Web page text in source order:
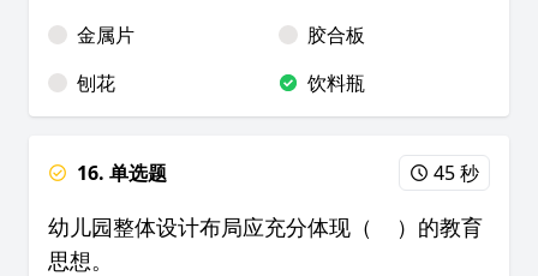
金属片
胶合板
刨花
饮料瓶
16. 单选题 45 秒
幼儿园整体设计布局应充分体现（ ）的教育
思想。